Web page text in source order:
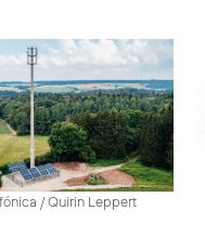
/ Quirin Leppert